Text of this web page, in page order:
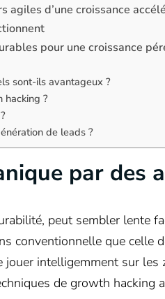
agiles d’une croissance
pour une croissance
sont-ils avantageux ?
hacking ?
de leads ?
par des
peut sembler lente
conventionnelle que celle
jouer intelligemment sur les
de growth hacking